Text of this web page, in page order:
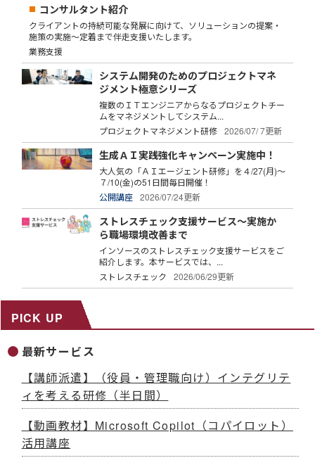
コンサルタント紹介
クライアントの持続可能な発展に向けて、ソリューションの提案・
施策の実施～定着まで伴走支援いたします。
業務支援
システム開発のためのプロジェクトマネ
ジメント極意シリーズ
複数のＩＴエンジニアからなるプロジェクトチー
ムをマネジメントしてシステム...
プロジェクトマネジメント研修
2026/07/ 7更新
生成ＡＩ実践強化キャンペーン実施中！
大人気の「ＡＩエージェント研修」を４/27(月)～
７/10(金)の51日間毎日開催！
公開講座
2026/07/24更新
ストレスチェック支援サービス～実施か
ら職場環境改善まで
インソースのストレスチェック支援サービスをご
紹介します。本サービスでは、...
ストレスチェック
2026/06/29更新
PICK UP
最新サービス
【講師派遣】（役員・管理職向け）インテグリテ
ィを考える研修（半日間）
【動画教材】Microsoft Copilot（コパイロット）
活用講座